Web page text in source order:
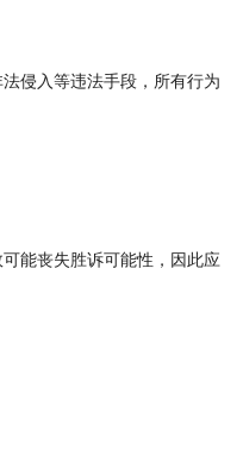
侵入等违法手段，所有行为
能丧失胜诉可能性，因此应